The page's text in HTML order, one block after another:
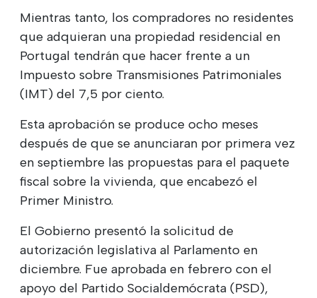
Mientras tanto, los compradores no residentes
que adquieran una propiedad residencial en
Portugal tendrán que hacer frente a un
Impuesto sobre Transmisiones Patrimoniales
(IMT) del 7,5 por ciento.
Esta aprobación se produce ocho meses
después de que se anunciaran por primera vez
en septiembre las propuestas para el paquete
fiscal sobre la vivienda, que encabezó el
Primer Ministro.
El Gobierno presentó la solicitud de
autorización legislativa al Parlamento en
diciembre. Fue aprobada en febrero con el
apoyo del Partido Socialdemócrata (PSD),